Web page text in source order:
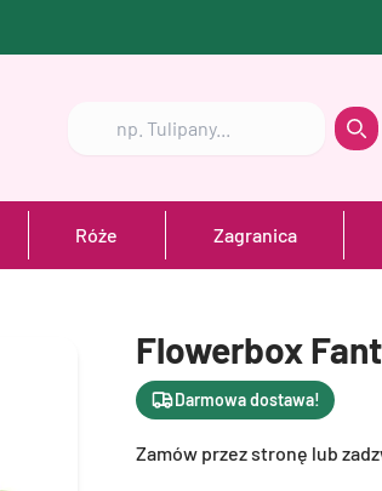
Szukaj
Róże Zagranica
Flowerbox
Darmowa dostawa!
Zamów przez stronę lub